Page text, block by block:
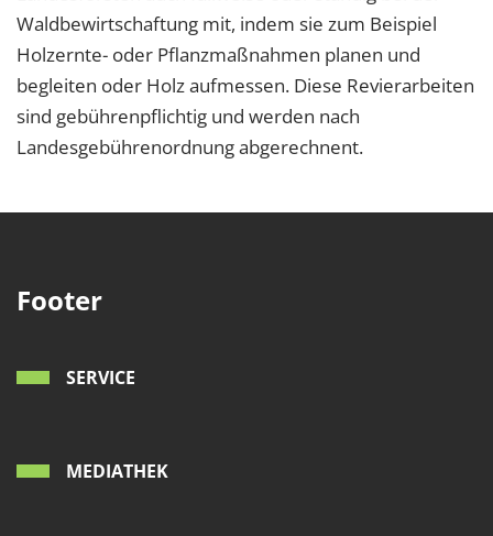
Waldbewirtschaftung mit, indem sie zum Beispiel
Holzernte- oder Pflanzmaßnahmen planen und
begleiten oder Holz aufmessen. Diese Revierarbeiten
sind gebührenpflichtig und werden nach
Landesgebührenordnung abgerechnent.
Footer
SERVICE
MEDIATHEK